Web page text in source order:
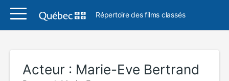
Répertoire des films classés
Acteur : Marie-Eve Bertrand